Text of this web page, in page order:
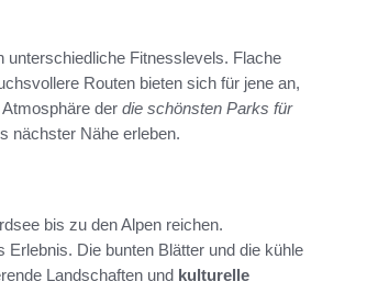
unterschiedliche Fitnesslevels. Flache
Routen bieten sich für jene an,
der die schönsten Parks für
nächster Nähe erleben.
bis zu den Alpen reichen.
Die bunten Blätter und die kühle
Landschaften und kulturelle